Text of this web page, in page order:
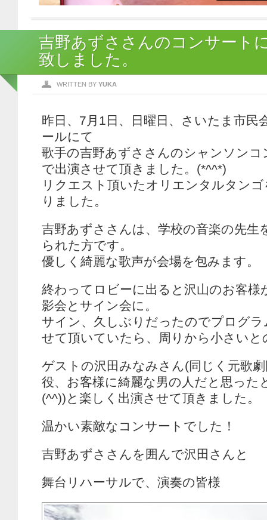
吉野あずささんのコンサート
致しました。
WRITTEN BY YUKA
昨日、7月1日、日曜日、さいたま市民
ールにて
歌手の吉野あずささんのシャンソン
で出演させて頂きました。(*^^*)
リクエスト頂いたオリエンタルタン
りました。
吉野あずささんは、学校の音楽の先生
られた方です。
優しく綺麗な歌声が会場を包みます。
終わってロビーに出ると沢山のお客様
影会とサイン会に。
サイン、久しぶりだったのでプログ
せて頂いていたら、周りから小さいと
ゲストの沢田みなみさん(同じく元歌
役、お客様に綺麗な男の人だと思った
(^^))と楽しく出演させて頂きました。
温かい素敵なコンサートでした！
吉野あずささんを囲んで沢田さんと
舞台リハーサルで、演奏の皆様